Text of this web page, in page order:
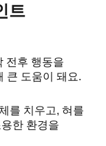
트
전후 행동을
큰 도움이 돼요.
를 치우고, 혀를
한 환경을